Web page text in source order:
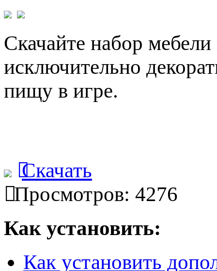
Скачайте набор
исключительно
пищу в игре.
Скачать
Просмотров: 4276
Как установить:
Как установить